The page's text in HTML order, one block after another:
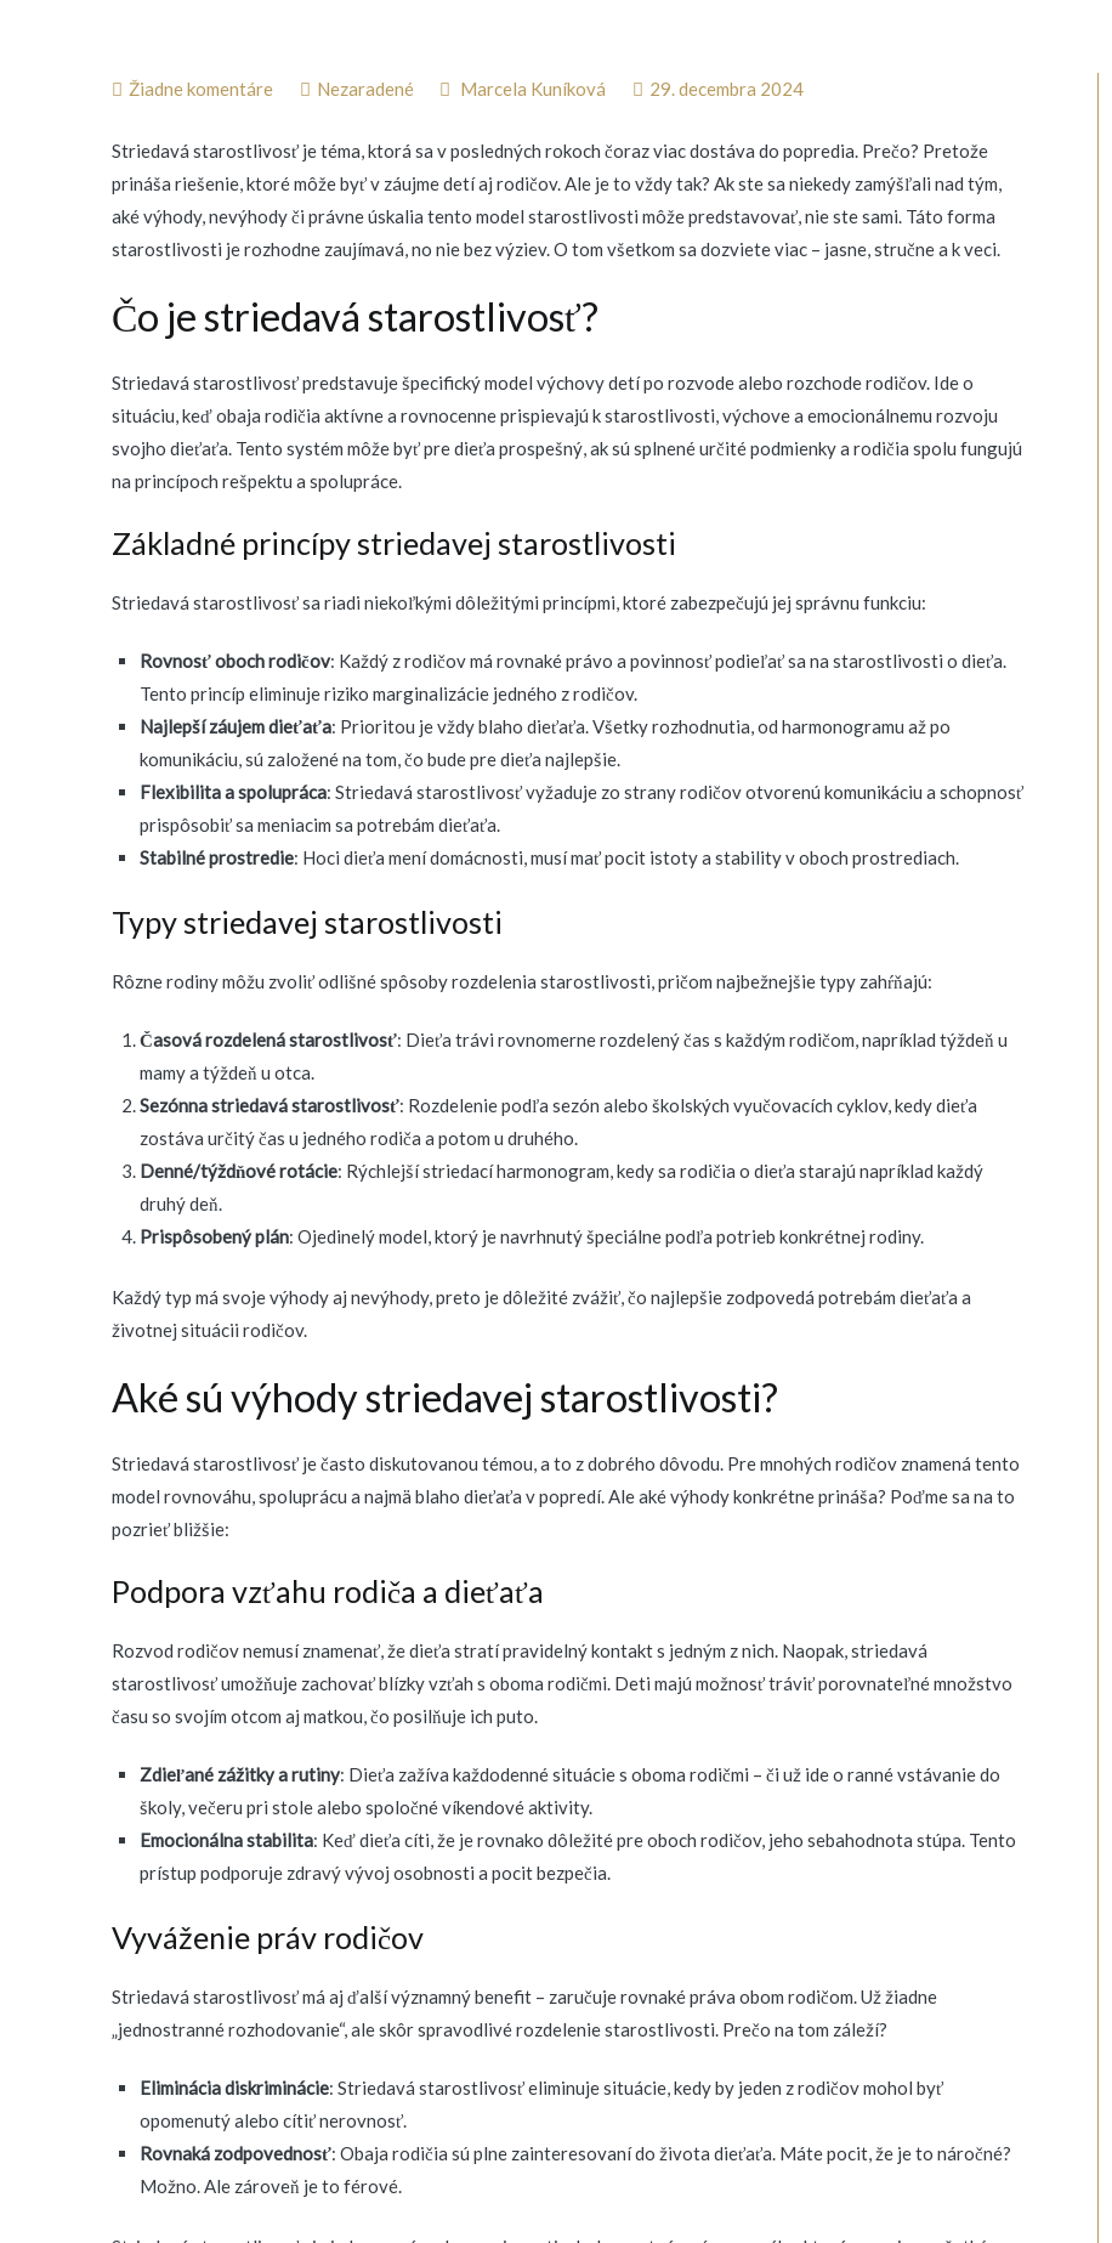
Žiadne komentárev
starostlivosť:
Výhody,
nevýhody
a
procesy
roku
2025
Nezaradené Marcela Kuníková 29. decembra 2024
Striedavá starostlivosť je téma, ktorá sa v posledných rokoch čoraz viac dostáva do popredia. Prečo? Pretože
prináša riešenie, ktoré môže byť v záujme detí aj rodičov. Ale je to vždy tak? Ak ste sa niekedy zamýšľali nad tým,
aké výhody, nevýhody či právne úskalia tento model starostlivosti môže predstavovať, nie ste sami. Táto forma
starostlivosti je rozhodne zaujímavá, no nie bez výziev. O tom všetkom sa dozviete viac – jasne, stručne a k veci.
Čo je striedavá starostlivosť?
Striedavá starostlivosť predstavuje špecifický model výchovy detí po rozvode alebo rozchode rodičov. Ide o
situáciu, keď obaja rodičia aktívne a rovnocenne prispievajú k starostlivosti, výchove a emocionálnemu rozvoju
svojho dieťaťa. Tento systém môže byť pre dieťa prospešný, ak sú splnené určité podmienky a rodičia spolu fungujú
na princípoch rešpektu a spolupráce.
Základné princípy striedavej starostlivosti
Striedavá starostlivosť sa riadi niekoľkými dôležitými princípmi, ktoré zabezpečujú jej správnu funkciu:
Rovnosť oboch rodičov: Každý z rodičov má rovnaké právo a povinnosť podieľať sa na starostlivosti o dieťa.
Tento princíp eliminuje riziko marginalizácie jedného z rodičov.
Najlepší záujem dieťaťa: Prioritou je vždy blaho dieťaťa. Všetky rozhodnutia, od harmonogramu až po
komunikáciu, sú založené na tom, čo bude pre dieťa najlepšie.
Flexibilita a spolupráca: Striedavá starostlivosť vyžaduje zo strany rodičov otvorenú komunikáciu a schopnosť
prispôsobiť sa meniacim sa potrebám dieťaťa.
Stabilné prostredie: Hoci dieťa mení domácnosti, musí mať pocit istoty a stability v oboch prostrediach.
Typy striedavej starostlivosti
Rôzne rodiny môžu zvoliť odlišné spôsoby rozdelenia starostlivosti, pričom najbežnejšie typy zahŕňajú:
Časová rozdelená starostlivosť: Dieťa trávi rovnomerne rozdelený čas s každým rodičom, napríklad týždeň u
mamy a týždeň u otca.
Sezónna striedavá starostlivosť: Rozdelenie podľa sezón alebo školských vyučovacích cyklov, kedy dieťa
zostáva určitý čas u jedného rodiča a potom u druhého.
Denné/týždňové rotácie: Rýchlejší striedací harmonogram, kedy sa rodičia o dieťa starajú napríklad každý
druhý deň.
Prispôsobený plán: Ojedinelý model, ktorý je navrhnutý špeciálne podľa potrieb konkrétnej rodiny.
Každý typ má svoje výhody aj nevýhody, preto je dôležité zvážiť, čo najlepšie zodpovedá potrebám dieťaťa a
životnej situácii rodičov.
Aké sú výhody striedavej starostlivosti?
Striedavá starostlivosť je často diskutovanou témou, a to z dobrého dôvodu. Pre mnohých rodičov znamená tento
model rovnováhu, spoluprácu a najmä blaho dieťaťa v popredí. Ale aké výhody konkrétne prináša? Poďme sa na to
pozrieť bližšie:
Podpora vzťahu rodiča a dieťaťa
Rozvod rodičov nemusí znamenať, že dieťa stratí pravidelný kontakt s jedným z nich. Naopak, striedavá
starostlivosť umožňuje zachovať blízky vzťah s oboma rodičmi. Deti majú možnosť tráviť porovnateľné množstvo
času so svojím otcom aj matkou, čo posilňuje ich puto.
Zdieľané zážitky a rutiny: Dieťa zažíva každodenné situácie s oboma rodičmi – či už ide o ranné vstávanie do
školy, večeru pri stole alebo spoločné víkendové aktivity.
Emocionálna stabilita: Keď dieťa cíti, že je rovnako dôležité pre oboch rodičov, jeho sebahodnota stúpa. Tento
prístup podporuje zdravý vývoj osobnosti a pocit bezpečia.
Vyváženie práv rodičov
Striedavá starostlivosť má aj ďalší významný benefit – zaručuje rovnaké práva obom rodičom. Už žiadne
„jednostranné rozhodovanie“, ale skôr spravodlivé rozdelenie starostlivosti. Prečo na tom záleží?
Eliminácia diskriminácie: Striedavá starostlivosť eliminuje situácie, kedy by jeden z rodičov mohol byť
opomenutý alebo cítiť nerovnosť.
Rovnaká zodpovednosť: Obaja rodičia sú plne zainteresovaní do života dieťaťa. Máte pocit, že je to náročné?
Možno. Ale zároveň je to férové.